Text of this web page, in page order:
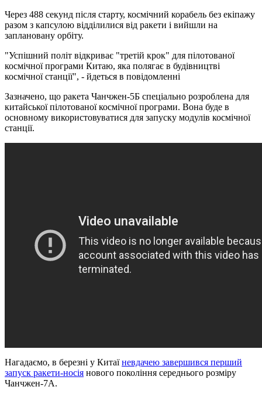
Через 488 секунд після старту, космічний корабель без екіпажу
разом з капсулою відділилися від ракети і вийшли на
заплановану орбіту.
"Успішний політ відкриває "третій крок" для пілотованої
космічної програми Китаю, яка полягає в будівництві
космічної станції", - йдеться в повідомленні
Зазначено, що ракета Чанчжен-5Б спеціально розроблена для
китайської пілотованої космічної програми. Вона буде в
основному використовуватися для запуску модулів космічної
станції.
Нагадаємо, в березні у Китаїневдачею завершився перший
запуск ракети-носія нового покоління середнього розміру
Чанчжен-7А.